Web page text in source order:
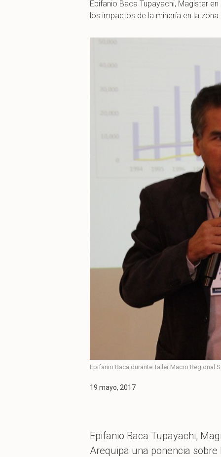
Epifanio Baca Tupayachi, Magister
los impactos de la minería en la zona
Epifanio Baca durante Taller Macro Regional
19 mayo, 2017
Epifanio Baca Tupayachi,
Arequipa una ponencia